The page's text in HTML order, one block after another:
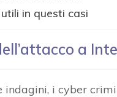
in questi casi
a
indagini, i cyber